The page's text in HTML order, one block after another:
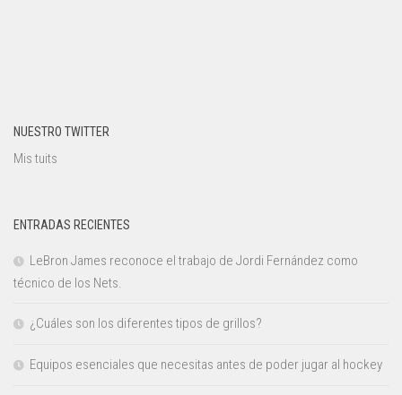
NUESTRO TWITTER
Mis tuits
ENTRADAS RECIENTES
LeBron James reconoce el trabajo de Jordi Fernández como
técnico de los Nets.
¿Cuáles son los diferentes tipos de grillos?
Equipos esenciales que necesitas antes de poder jugar al hockey